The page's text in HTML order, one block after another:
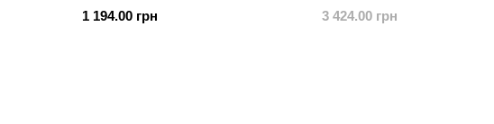
1 194.00 грн
3 424.00 грн